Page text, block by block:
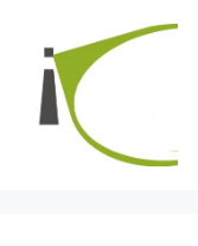
contenido